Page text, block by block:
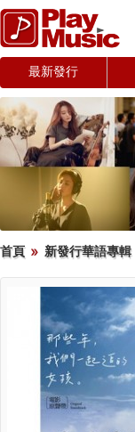
最新發行
首頁 新發行華語專輯